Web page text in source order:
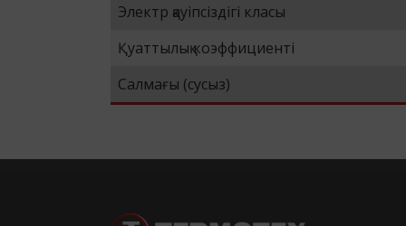
Электр қауіпсіздігі класы
Қуаттылық коэффициенті
Салмағы (сусыз)